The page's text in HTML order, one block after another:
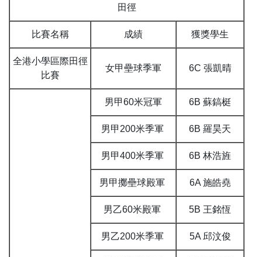
田徑
比賽名稱 成績 獲獎學生
全港小學區際田徑
比賽
女甲壘球季軍 6C 張凱晴
男甲60米冠軍 6B 蘇鎬梃
男甲200米季軍 6B 羅昊天
男甲400米季軍 6B 林浩旌
男甲擲壘球殿軍 6A 施皓堯
男乙60米殿軍 5B 王銘恆
男乙200米季軍 5A 邱汶俊